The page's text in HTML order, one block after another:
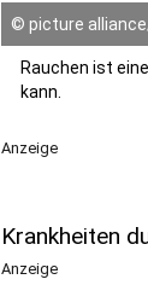
© picture
Rauchen ist
kann.
Anzeige
Krankheiten
Anzeige